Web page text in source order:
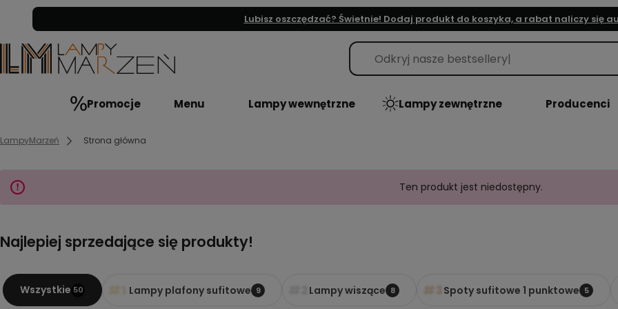
Lubisz oszczędzać? Świetnie! Dodaj produkt do koszyka, a rabat naliczy się
Promocje Menu Lampy wewnętrzne Lampy zewnętrzne Producenci
LampyMarzeń Strona główna
Ten produkt jest niedostępny.
Najlepiej sprzedające się produkty!
Wszystkie 50 #1 Lampy plafony sufitowe 9 Lampy wiszące 8 #3 Spoty sufitowe 1 punktowe 5